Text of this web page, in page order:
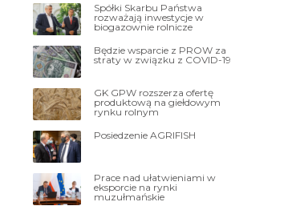
Spółki Skarbu Państwa
rozważają inwestycje w
biogazownie rolnicze
Będzie wsparcie z PROW za
straty w związku z COVID-19
GK GPW rozszerza ofertę
produktową na giełdowym
rynku rolnym
Posiedzenie AGRIFISH
Prace nad ułatwieniami w
eksporcie na rynki
muzułmańskie